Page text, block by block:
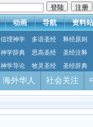
动画 导航 资料站
信理神学 多语圣经 释经原则
神学辞典 思高圣经 圣经注释
神学导论 牧灵圣经 圣经辞典
海外华人 社会关注